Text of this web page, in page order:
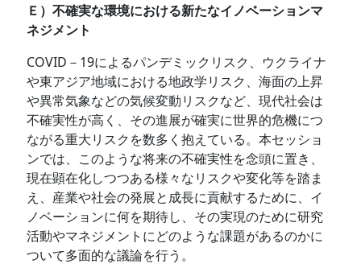
Ｅ）不確実な環境における新たなイノベーションマ
ネジメント
COVID－19によるパンデミックリスク、ウクライナ
や東アジア地域における地政学リスク、海面の上昇
や異常気象などの気候変動リスクなど、現代社会は
不確実性が高く、その進展が確実に世界的危機につ
ながる重大リスクを数多く抱えている。本セッショ
ンでは、このような将来の不確実性を念頭に置き、
現在顕在化しつつある様々なリスクや変化等を踏ま
え、産業や社会の発展と成長に貢献するために、イ
ノベーションに何を期待し、その実現のために研究
活動やマネジメントにどのような課題があるのかに
ついて多面的な議論を行う。